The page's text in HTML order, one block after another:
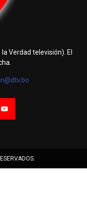
Verdad televisión). El